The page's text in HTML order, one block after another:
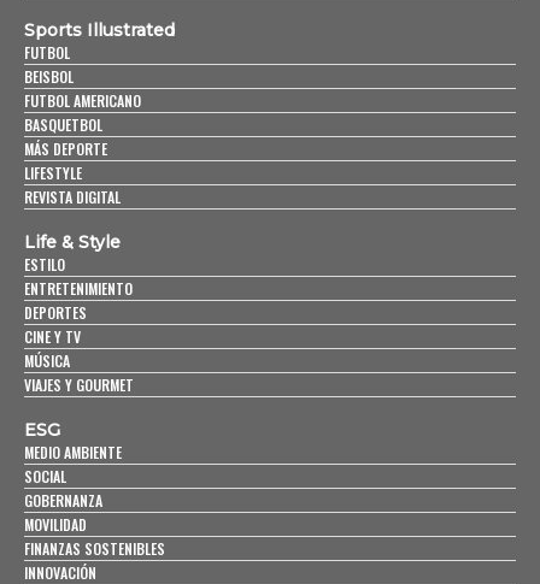
Sports Illustrated
FUTBOL
BEISBOL
FUTBOL AMERICANO
BASQUETBOL
MÁS DEPORTE
LIFESTYLE
REVISTA DIGITAL
Life & Style
ESTILO
ENTRETENIMIENTO
DEPORTES
CINE Y TV
MÚSICA
VIAJES Y GOURMET
ESG
MEDIO AMBIENTE
SOCIAL
GOBERNANZA
MOVILIDAD
FINANZAS SOSTENIBLES
INNOVACIÓN